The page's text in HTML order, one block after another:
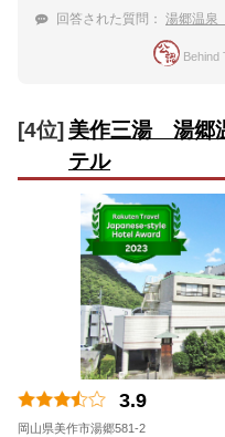
回答された質問： 湯郷温泉
Behind
[4位] 美作三湯 湯郷
テル
3.9
岡山県美作市湯郷581-2